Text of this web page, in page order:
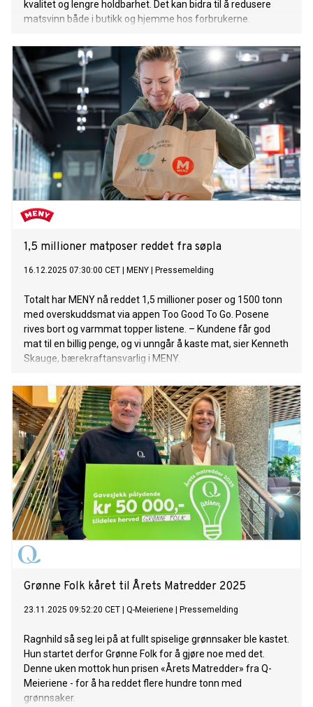
kvalitet og lengre holdbarhet. Det kan bidra til å redusere
matsvinn både i butikk og hjemme hos forbrukerne.
1,5 millioner matposer reddet fra søpla
16.12.2025 07:30:00 CET MENY Pressemelding
Totalt har MENY nå reddet 1,5 millioner poser og 1500 tonn
med overskuddsmat via appen Too Good To Go. Posene
rives bort og varmmat topper listene. – Kundene får god
mat til en billig penge, og vi unngår å kaste mat, sier Kenneth
Skauge, bærekraftansvarlig i MENY.
Grønne Folk kåret til Årets Matredder 2025
23.11.2025 09:52:20 CET Q-Meieriene Pressemelding
Ragnhild så seg lei på at fullt spiselige grønnsaker ble kastet.
Hun startet derfor Grønne Folk for å gjøre noe med det.
Denne uken mottok hun prisen «Årets Matredder» fra Q-
Meieriene - for å ha reddet flere hundre tonn med
grønnsaker.